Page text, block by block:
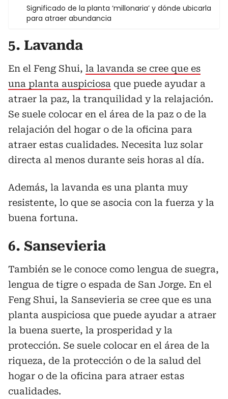
Significado de la planta ‘millonaria’ y dónde ubicarla
para atraer abundancia
5. Lavanda
En el Feng Shui, la lavanda se cree que es
una planta auspiciosa que puede ayudar a
atraer la paz, la tranquilidad y la relajación.
Se suele colocar en el área de la paz o de la
relajación del hogar o de la oficina para
atraer estas cualidades. Necesita luz solar
directa al menos durante seis horas al día.
Además, la lavanda es una planta muy
resistente, lo que se asocia con la fuerza y la
buena fortuna.
6. Sansevieria
También se le conoce como lengua de suegra,
lengua de tigre o espada de San Jorge. En el
Feng Shui, la Sansevieria se cree que es una
planta auspiciosa que puede ayudar a atraer
la buena suerte, la prosperidad y la
protección. Se suele colocar en el área de la
riqueza, de la protección o de la salud del
hogar o de la oficina para atraer estas
cualidades.